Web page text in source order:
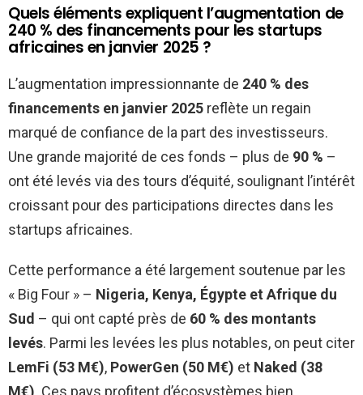
Quels éléments expliquent l’augmentation de
240 % des financements pour les startups
africaines en janvier 2025 ?
L’augmentation impressionnante de 240 % des
financements en janvier 2025 reflète un regain
marqué de confiance de la part des investisseurs.
Une grande majorité de ces fonds – plus de 90 % –
ont été levés via des tours d’équité, soulignant l’intérêt
croissant pour des participations directes dans les
startups africaines.
Cette performance a été largement soutenue par les
« Big Four » – Nigeria, Kenya, Égypte et Afrique du
Sud – qui ont capté près de 60 % des montants
levés. Parmi les levées les plus notables, on peut citer
LemFi (53 M€), PowerGen (50 M€) et Naked (38
M€). Ces pays profitent d’écosystèmes bien